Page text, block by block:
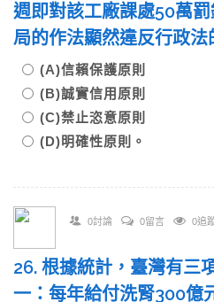
週即對該工廠課處50萬
局的作法顯然違反行政
(A)信賴保護原則
(B)誠實信用原則
(C)禁止恣意原則
(D)明確性原則。
0討論 0留言 0追
26. 根據統計，臺灣有三
一：每年給付洗腎300億